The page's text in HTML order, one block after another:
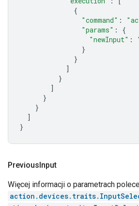
{
"command" :
"params" :
{
"newInput" :
}
}
]
}
]
}
}
]
}
PreviousInput
Więcej informacji o parametrach